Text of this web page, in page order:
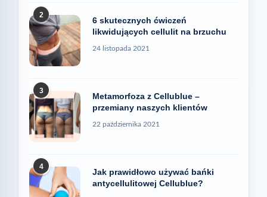
2
6 skutecznych ćwiczeń
likwidujących cellulit na brzuchu
24 listopada 2021
3
Metamorfoza z Cellublue –
przemiany naszych klientów
22 października 2021
4
Jak prawidłowo używać bańki
antycellulitowej Cellublue?